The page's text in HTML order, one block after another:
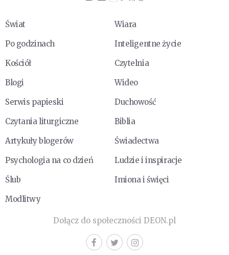
Świat
Wiara
Po godzinach
Inteligentne życie
Kościół
Czytelnia
Blogi
Wideo
Serwis papieski
Duchowość
Czytania liturgiczne
Biblia
Artykuły blogerów
Świadectwa
Psychologia na co dzień
Ludzie i inspiracje
Ślub
Imiona i święci
Modlitwy
Dołącz do społeczności DEON.pl